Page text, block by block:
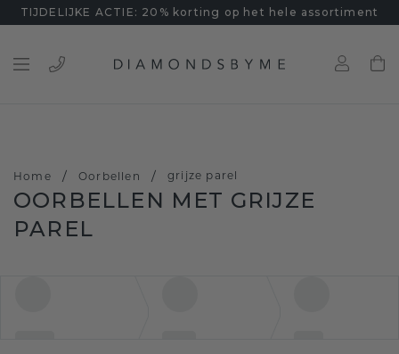
TIJDELIJKE ACTIE: 20% korting op het hele assortiment
Home / Oorbellen / grijze parel
OORBELLEN MET GRIJZE
PAREL